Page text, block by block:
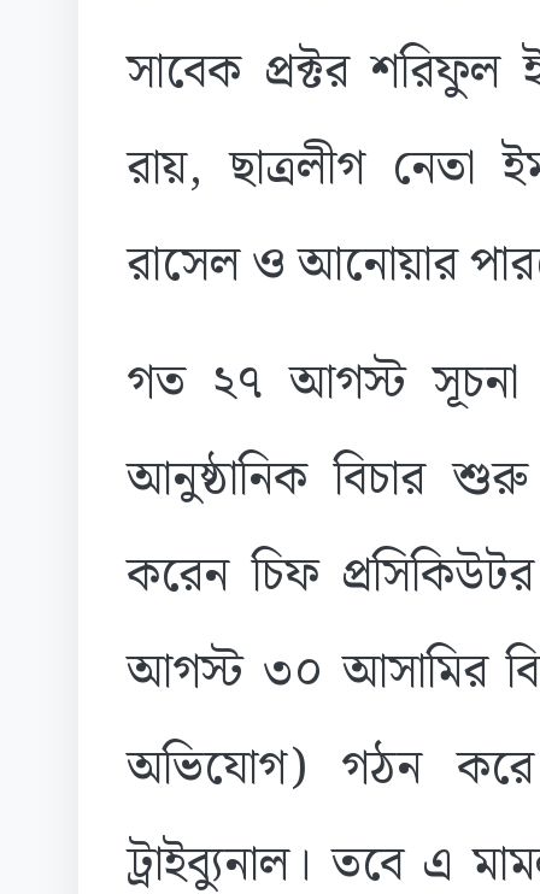
সাবেক প্রক্টর
রায়, ছাত্রলীগ নেতা
রাসেল ও আনোয়ার
গত ২৭ আগস্ট সূচনা
আনুষ্ঠানিক বিচার
করেন চিফ
আগস্ট ৩০ আসামির
অভিযোগ) গঠন
ট্রাইব্যুনাল। তবে এ